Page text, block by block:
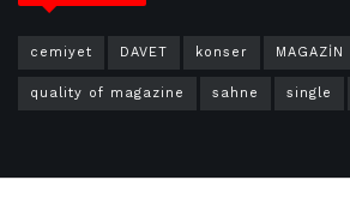
cemiyet DAVET konser MAGAZİN
quality of magazine sahne single